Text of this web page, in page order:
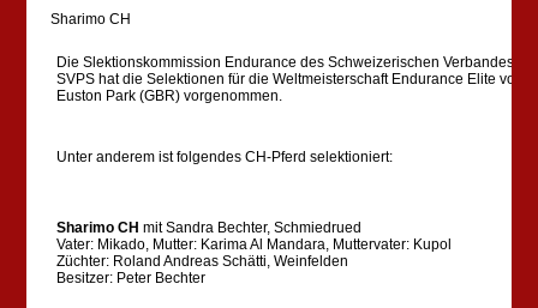
Sharimo CH
Die Slektionskommission Endurance des Schweizerischen Verbandes
SVPS hat die Selektionen für die Weltmeisterschaft Endurance Elite vom
Euston Park (GBR) vorgenommen.
Unter anderem ist folgendes CH-Pferd selektioniert:
Sharimo CH mit Sandra Bechter, Schmiedrued
Vater: Mikado, Mutter: Karima Al Mandara, Muttervater: Kupol
Züchter: Roland Andreas Schätti, Weinfelden
Besitzer: Peter Bechter